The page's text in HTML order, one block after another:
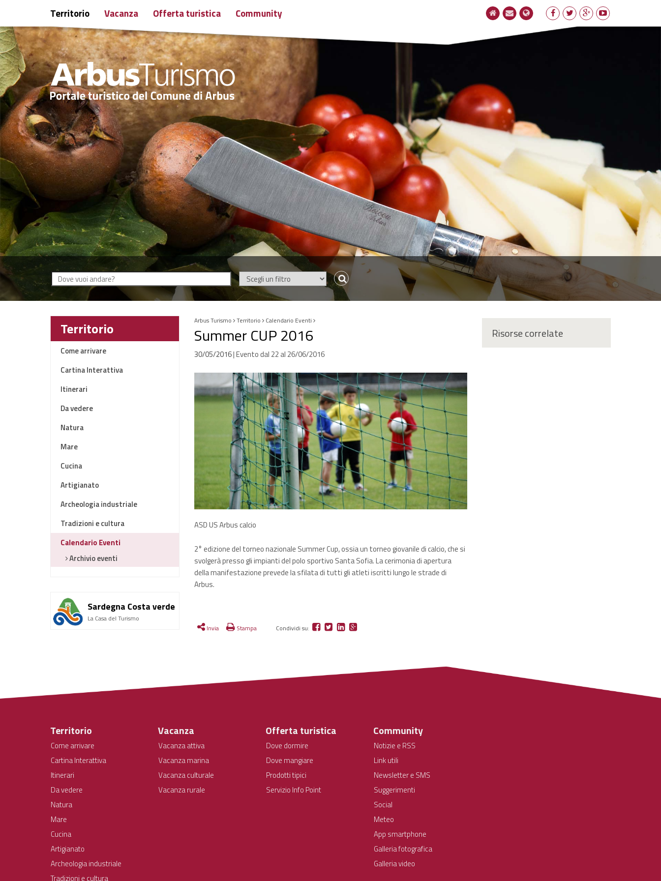
Territorio Vacanza Offerta turistica Community
Territorio
Come arrivare
Cartina Interattiva
Itinerari
Da vedere
Natura
Mare
Cucina
Artigianato
Archeologia industriale
Tradizioni e cultura
Calendario Eventi
Archivio eventi
Sardegna Costa verde
La Casa del Turismo
Arbus Turismo Territorio Calendario Eventi
Summer CUP 2016
30/05/2016| Evento dal 22 al 26/06/2016
ASD US Arbus calcio
2° edizione del torneo nazionale Summer Cup, ossia un torneo giovanile di calcio, che si
svolgerà presso gli impianti del polo sportivo Santa Sofia. La cerimonia di apertura
della manifestazione prevede la sfilata di tutti gli atleti iscritti lungo le strade di
Arbus.
Invia Stampa Condividi su:
Risorse correlate
Territorio
Come arrivare
Cartina Interattiva
Itinerari
Da vedere
Natura
Mare
Cucina
Artigianato
Archeologia industriale
Tradizioni e cultura
Vacanza
Vacanza attiva
Vacanza marina
Vacanza culturale
Vacanza rurale
Offerta turistica
Dove dormire
Dove mangiare
Prodotti tipici
Servizio Info Point
Community
Notizie e RSS
Link utili
Newsletter e SMS
Suggerimenti
Social
Meteo
App smartphone
Galleria fotografica
Galleria video